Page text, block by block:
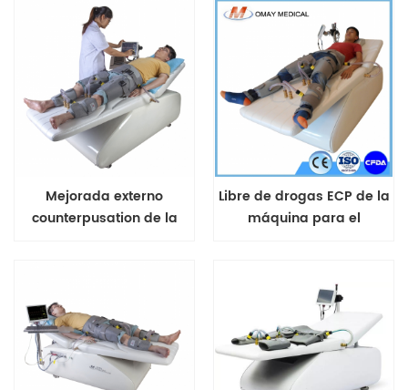
obstrucción de las
arterias
al corazón
Mejorada externo
counterpusation de la
Libre de drogas ECP de la
máquina para el